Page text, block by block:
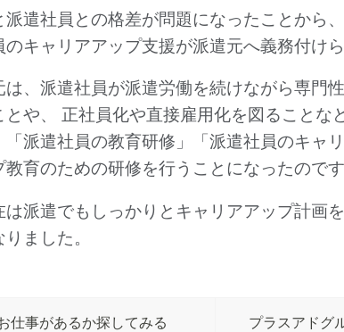
派遣社員との格差が問題になったことから
キャリアアップ支援が派遣元へ義務付け
は、派遣社員が派遣労働を続けながら専門
とや、 正社員化や直接雇用化を図ることな
派遣社員の教育研修」「派遣社員のキャ
育のための研修を行うことになったのです
は派遣でもしっかりとキャリアアップ計画
ました。
仕事があるか探してみる プラスアドグ